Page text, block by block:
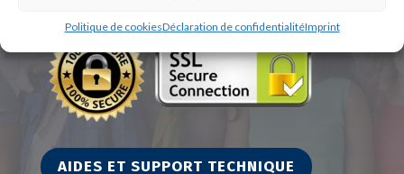
Politique de cookiesDéclaration de confidentialitéImprint
AIDES ET SUPPORT TECHNIQUE